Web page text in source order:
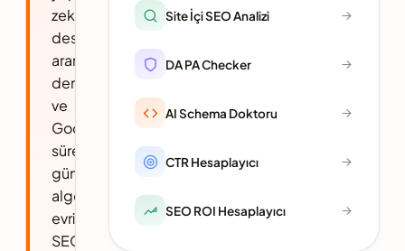
zeka
destekli
arama
deneyimleri
ve
Google'ın
sürekli
güncellenen
algoritmalarıyla
evrimleşiyor.
SEO'nun
Site İçi SEO Analizi
DA PA Checker
AI Schema Doktoru
CTR Hesaplayıcı
SEO ROI Hesaplayıcı